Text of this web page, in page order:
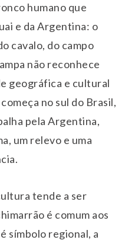
humano que
e da Argentina: o
cavalo, do campo
não reconhece
geográfica e cultural
no sul do Brasil,
pela Argentina,
um relevo e uma
tende a ser
é comum aos
símbolo regional, a